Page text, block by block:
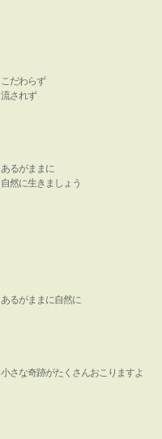
こだわらず
流されず
あるがままに
自然に生きましょう
あるがままに自然に
小さな奇跡がたくさんおこりますよ